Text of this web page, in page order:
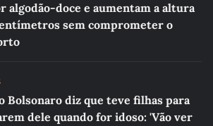
algodão-doce e aumentam a altura
sem comprometer o
Bolsonaro diz que teve filhas para
dele quando for idoso: 'Vão ver